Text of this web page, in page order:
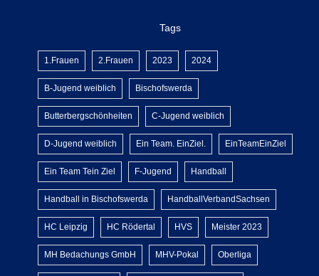
Tags
1.Frauen 2.Frauen 2023 2024
B-Jugend weiblich Bischofswerda
Butterbergschönheiten C-Jugend weiblich
D-Jugend weiblich Ein Team. EinZiel. EinTeamEinZiel
Ein Team Tein Ziel F-Jugend Handball
Handball in Bischofswerda HandballVerbandSachsen
HC Leipzig HC Rödertal HVS Meister 2023
MH Bedachungs GmbH MHV-Pokal Oberliga